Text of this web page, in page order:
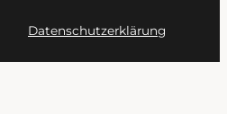
Datenschutzerklärung